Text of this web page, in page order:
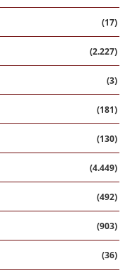
(17)
(2.227)
(3)
(181)
(130)
(4.449)
(492)
(903)
(36)